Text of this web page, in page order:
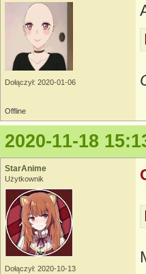
Dołączył: 2020-01-06
Offline
2020-11-18
StarAnime
Użytkownik
Dołączył: 2020-10-13